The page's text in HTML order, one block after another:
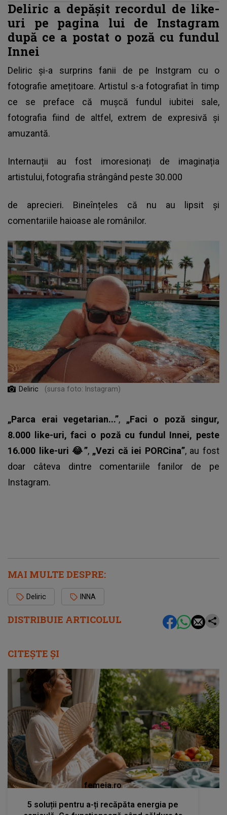
DISTRIBUIE ARTICOLUL
Deliric a depășit recordul de like-
uri pe pagina lui de Instagram
după ce a postat o poză cu fundul
Innei
Deliric și-a surprins fanii de pe Instgram cu o
fotografie amețitoare. Artistul s-a fotografiat în timp
ce se preface că mușcă fundul iubitei sale,
fotografia fiind de altfel, extrem de expresivă și
amuzantă.
Internauții au fost imoresionați de imaginația
artistului, fotografia strângând peste 30.000
de aprecieri. Bineînțeles că nu au lipsit și
comentariile haioase ale românilor.
Deliric (sursa foto: Instagram)
„Parca erai vegetarian...”, „Faci o poză singur,
8.000 like-uri, faci o poză cu fundul Innei, peste
16.000 like-uri 😂”, „Vezi că iei PORCina”, au fost
doar câteva dintre comentariile fanilor de pe
Instagram.
MAI MULTE DESPRE:
Deliric INNA
CITEȘTE ȘI
femeia.ro
5 soluții pentru a-ți recăpăta energia pe